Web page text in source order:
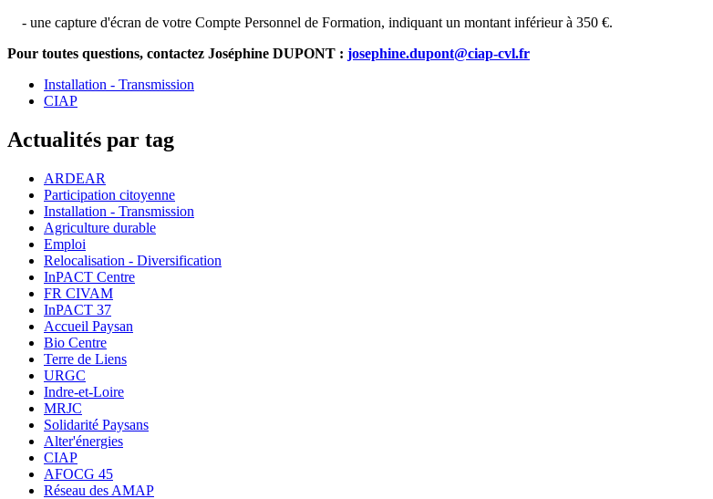
- une capture d'écran de votre Compte Personnel de Formation, indiquant un montant inférieur à 350 €.
Pour toutes questions, contactez Joséphine DUPONT : josephine.dupont@ciap-cvl.fr
Installation - Transmission
CIAP
Actualités par tag
ARDEAR
Participation citoyenne
Installation - Transmission
Agriculture durable
Emploi
Relocalisation - Diversification
InPACT Centre
FR CIVAM
InPACT 37
Accueil Paysan
Bio Centre
Terre de Liens
URGC
Indre-et-Loire
MRJC
Solidarité Paysans
Alter'énergies
CIAP
AFOCG 45
Réseau des AMAP